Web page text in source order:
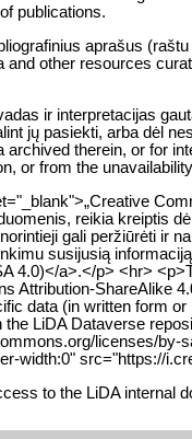
publications.
aprašus
other resources
ir interpretacijas
jų pasiekti, arba dėl
therein, or for
or from the
reikia kreiptis
gali peržiūrėti ir
susijusią
4.0)</a>.</p> <hr>
ShareAlike
data (in written form
LiDA Dataverse
licenses/
width:0" src="https://
to the LiDA internal